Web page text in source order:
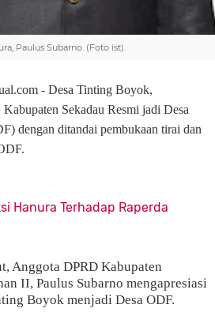
Paulus Subarno. (Foto ist).
- Desa Tinting Boyok,
Sekadau Resmi jadi Desa
dengan ditandai pembukaan tirai dan
Hanura Terhadap Raperda
Anggota DPRD Kabupaten
II, Paulus Subarno mengapresiasi
Boyok menjadi Desa ODF.